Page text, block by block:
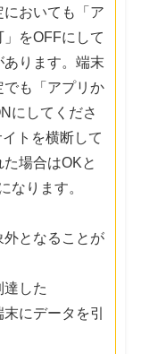
においても「ア
をOFFにして
ります。端末
でも「アプリか
にしてくださ
トを横断して
場合はOKと
なります。
となることが
達した
にデータを引